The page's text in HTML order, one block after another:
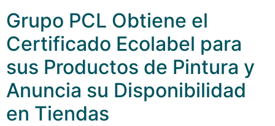
Grupo PCL Obtiene el
Certificado Ecolabel para
sus Productos de Pintura y
Anuncia su Disponibilidad
en Tiendas